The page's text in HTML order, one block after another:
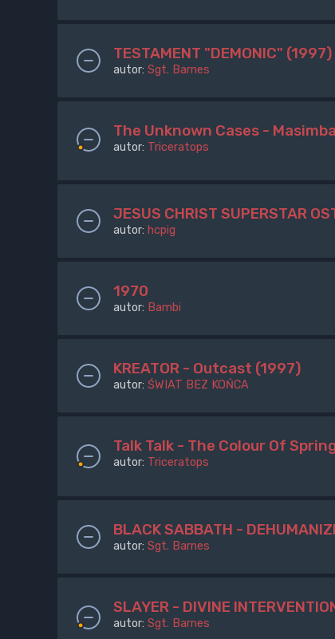
TESTAMENT "DEMONIC" (1997)
autor: Sgt. Barnes
The Unknown Cases -
autor: Triceratops
JESUS CHRIST SUPERSTAR
autor: hcpig
1970
autor: Bambi
KREATOR - Outcast (1997)
autor: ŚWIAT BEZ KOŃCA
Talk Talk - The Colour Of
autor: Triceratops
BLACK SABBATH -
autor: Sgt. Barnes
SLAYER - DIVINE
autor: Sgt. Barnes